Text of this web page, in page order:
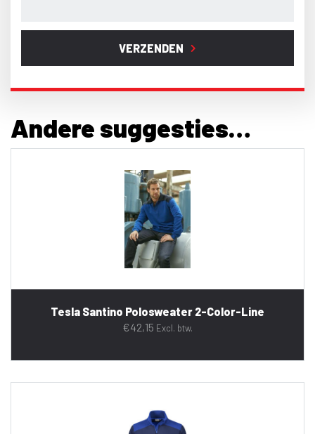
VERZENDEN
Andere suggesties…
Tesla Santino Polosweater 2-Color-Line
€42,15 Excl. btw.